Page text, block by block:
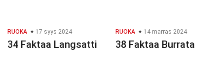
RUOKA 17 syys 2024
34 Faktaa Langsatti
RUOKA 14 marras 2024
38 Faktaa Burrata